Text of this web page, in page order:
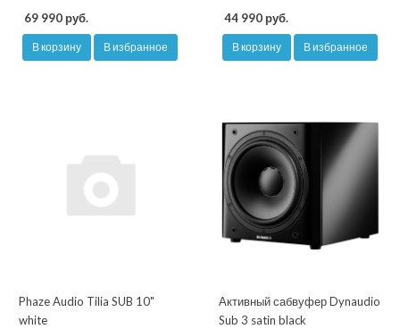
69 990 руб.
В корзину В избранное
44 990 руб.
В корзину В избранное
Phaze Audio Tilia SUB 10"
white
Активный сабвуфер Dynaudio
Sub 3 satin black